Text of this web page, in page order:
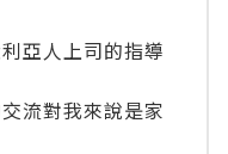
亞人上司的指導
流對我來說是家